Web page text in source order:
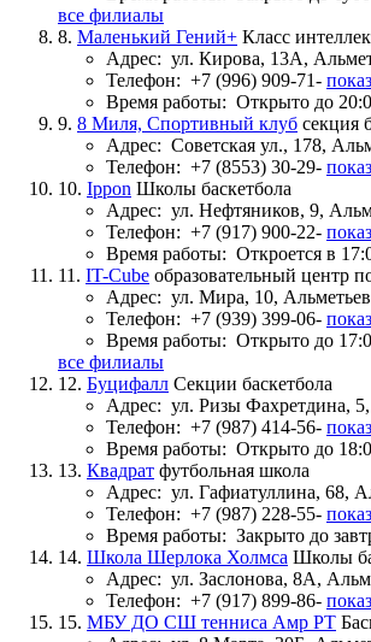
все филиалы
8. Маленький Гений+ Класс
Адрес: ул. Кирова, 13А,
Телефон: +7 (996) 909-71-
Время работы: Открыто до
9. 8 Миля, Спортивный клуб секция
Адрес: Советская ул., 178,
Телефон: +7 (8553) 30-29-
10. Ippon Школы баскетбола
Адрес: ул. Нефтяников, 9,
Телефон: +7 (917) 900-22-
Время работы: Откроется в
11. IT-Cube образовательный центр
Адрес: ул. Мира, 10,
Телефон: +7 (939) 399-06-
Время работы: Открыто до
все филиалы
12. Буцифалл Секции баскетбола
Адрес: ул. Ризы Фахретдина,
Телефон: +7 (987) 414-56-
Время работы: Открыто до
13. Квадрат футбольная школа
Адрес: ул. Гафиатуллина, 68,
Телефон: +7 (987) 228-55-
Время работы: Закрыто до
14. Школа Шерлока Холмса Школы
Адрес: ул. Заслонова, 8А,
Телефон: +7 (917) 899-86-
15. МБУ ДО СШ тенниса Амр РТ